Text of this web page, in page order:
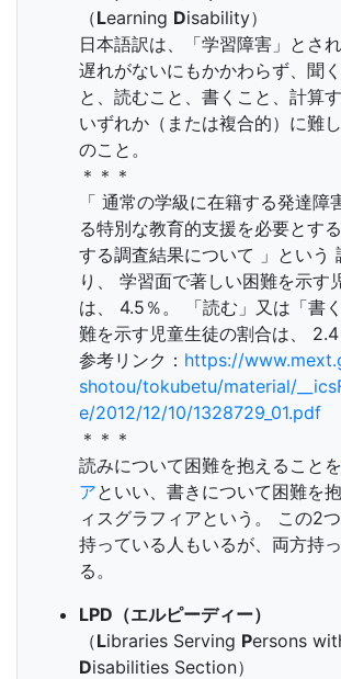
（Learning Disability）
日本語訳は、「学習障害」とさ
遅れがないにもかかわらず、聞
と、読むこと、書くこと、計算
いずれか（または複合的）に難
のこと。
＊＊＊
「 通常の学級に在籍する発達障
る特別な教育的支援を必要とす
する調査結果について 」という
り、 学習面で著しい困難を示す
は、 4.5％。 「読む」又は「書
難を示す児童生徒の割合は、 2.4
参考リンク： https://
shotou/tokubetu/material/
e/2012/12/10/1328729_01.pdf
＊＊＊
読みについて困難を抱えることを
アといい、書きについて困難を
ィスグラフィアという。 この2
持っている人もいるが、両方持
る。
LPD（エルピーディー）
（Libraries Serving Persons
Disabilities Section）